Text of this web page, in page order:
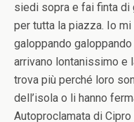
siedi sopra e fai finta di
per tutta la piazza. Io
galoppando
arrivano lontanissimo e
trova più perché loro
dell’isola o li hanno
Autoproclamata di